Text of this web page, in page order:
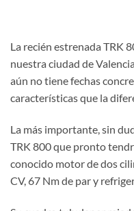
La recién estrenada TRK
nuestra ciudad de
aún no tiene fechas
características que la
La más importante, sin
TRK 800 que pronto
conocido motor de dos
CV, 67 Nm de par y